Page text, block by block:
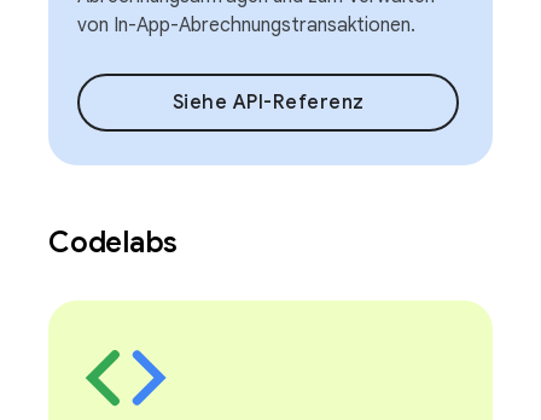
von In-App-Abrechnungstransaktionen.
Siehe API-Referenz
Codelabs